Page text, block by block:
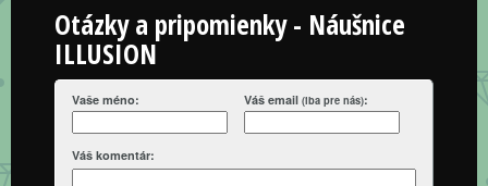
Otázky a pripomienky - Náušnice
ILLUSION
Vaše méno: Váš email (iba pre nás):
Váš komentár: